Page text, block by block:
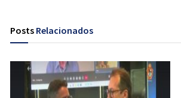
Posts Relacionados